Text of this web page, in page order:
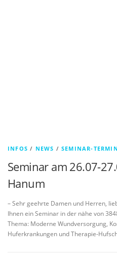
INFOS / NEWS /SEMINAR-
Seminar am 26.07-
Hanum
– Sehr geehrte Damen und Herren,
Ihnen ein Seminar in der nähe von
Thema: Moderne Wundversorgung,
Huferkrankungen und Therapie-